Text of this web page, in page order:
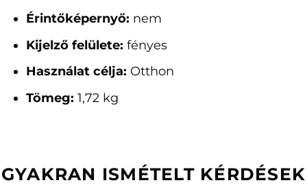
Érintőképernyő: nem
Kijelző felülete: fényes
Használat célja: Otthon
Tömeg: 1,72 kg
GYAKRAN ISMÉTELT KÉRDÉSEK